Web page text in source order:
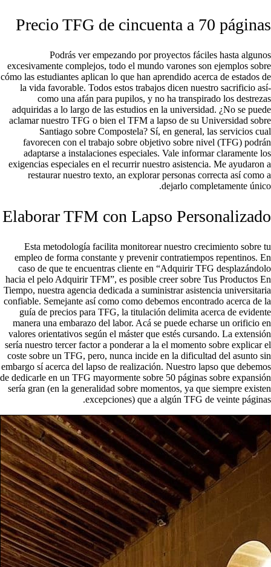
Precio TFG de cincuenta a 70 páginas
Podrás ver empezando por proyectos fáciles hasta algunos
excesivamente complejos, todo el mundo varones son ejemplos sobre
cómo las estudiantes aplican lo que han aprendido acerca de estados de
la vida favorable. Todos estos trabajos dicen nuestro sacrificio así­
como una afán para pupilos, y no ha transpirado los destrezas
adquiridas a lo largo de las estudios en la universidad. ¿No se puede
aclamar nuestro TFG o bien el TFM a lapso de su Universidad sobre
Santiago sobre Compostela? Sí, en general, las servicios cual
favorecen con el trabajo sobre objetivo sobre nivel (TFG) podrán
adaptarse a instalaciones especiales. Vale informar claramente los
exigencias especiales en el recurrir nuestro asistencia. Me ayudaron a
restaurar nuestro texto, an explorar personas correcta así­ como a
dejarlo completamente único.
Elaborar TFM con Lapso Personalizado
Esta metodología facilita monitorear nuestro crecimiento sobre tu
empleo de forma constante y prevenir contratiempos repentinos. En
caso de que te encuentras cliente en “Adquirir TFG desplazándolo
hacia el pelo Adquirir TFM”, es posible creer sobre Tus Productos En
Tiempo, nuestra agencia dedicada a suministrar asistencia universitaria
confiable. Semejante así­ como como debemos encontrado acerca de la
guía de precios para TFG, la titulación delimita acerca de evidente
manera una embarazo del labor. Acá se puede echarse un orificio en
valores orientativos según el máster que estés cursando. La extensión
serí­a nuestro tercer factor a ponderar a la el momento sobre explicar el
coste sobre un TFG, pero, nunca incide en la dificultad del asunto sin
embargo sí acerca del lapso de realización. Nuestro lapso que debemos
de dedicarle en un TFG mayormente sobre 50 páginas sobre expansión
serí­a gran (en la generalidad sobre momentos, ya que siempre existen
excepciones) que a algún TFG de veinte páginas.